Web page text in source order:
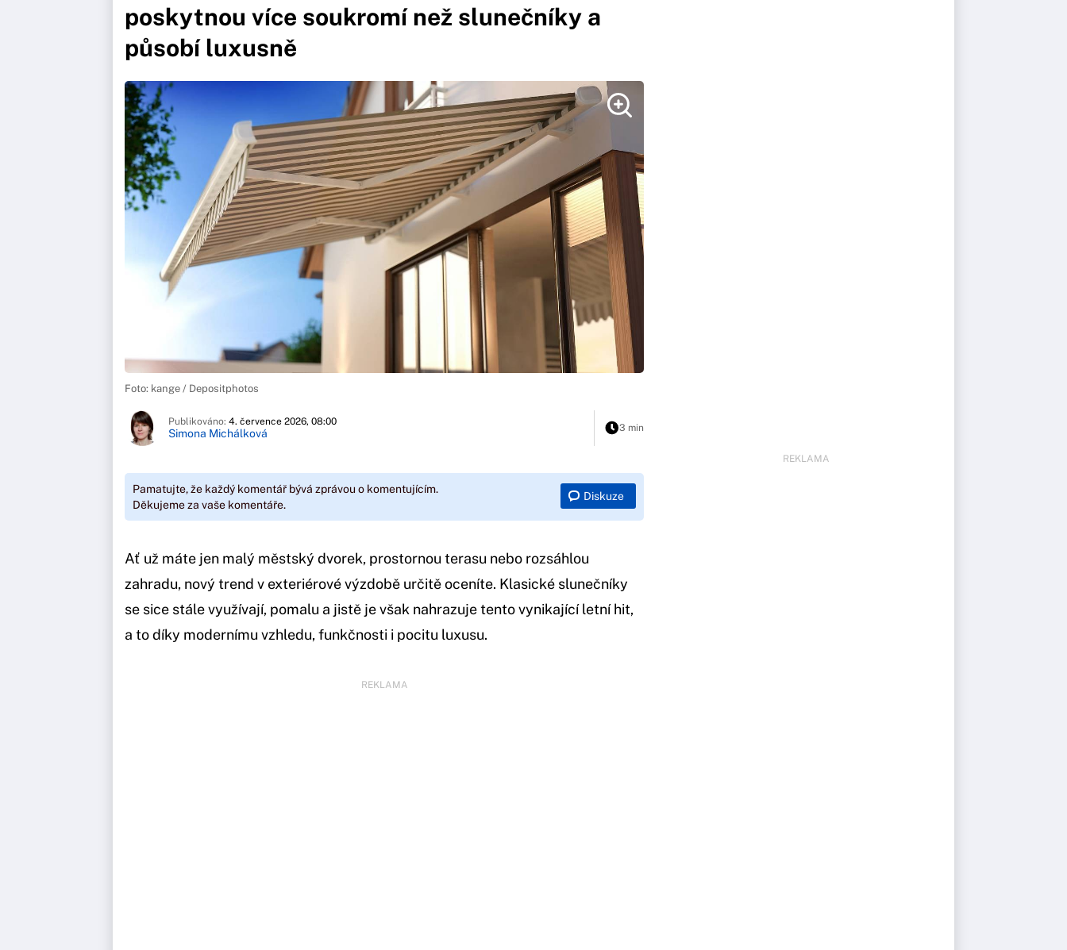
poskytnou více soukromí než slunečníky a
působí luxusně
Foto: kange / Depositphotos
Publikováno: 4. července 2026, 08:00
Simona Michálková 3 min
Pamatujte, že každý komentář bývá zprávou o komentujícím.
Děkujeme za vaše komentáře.
Diskuze
Ať už máte jen malý městský dvorek, prostornou terasu nebo rozsáhlou
zahradu, nový trend v exteriérové výzdobě určitě oceníte. Klasické slunečníky
se sice stále využívají, pomalu a jistě je však nahrazuje tento vynikající letní hit,
a to díky modernímu vzhledu, funkčnosti i pocitu luxusu.
REKLAMA
REKLAMA